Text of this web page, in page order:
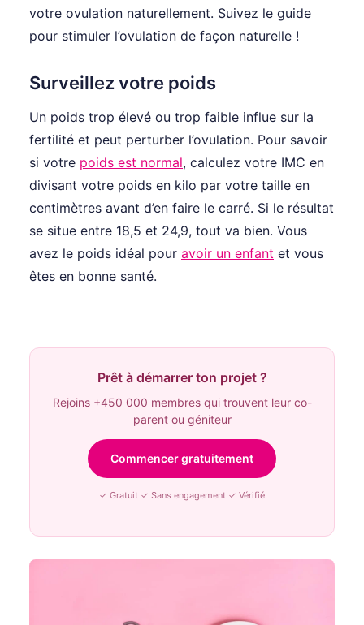
votre ovulation naturellement. Suivez le guide
pour stimuler l’ovulation de façon naturelle !
Surveillez votre poids
Un poids trop élevé ou trop faible influe sur la
fertilité et peut perturber l’ovulation. Pour savoir
si votre poids est normal, calculez votre IMC en
divisant votre poids en kilo par votre taille en
centimètres avant d’en faire le carré. Si le résultat
se situe entre 18,5 et 24,9, tout va bien. Vous
avez le poids idéal pour avoir un enfant et vous
êtes en bonne santé.
Prêt à démarrer ton projet ?
Rejoins +450 000 membres qui trouvent leur co-
parent ou géniteur
Commencer gratuitement
✓ Gratuit ✓ Sans engagement ✓ Vérifié